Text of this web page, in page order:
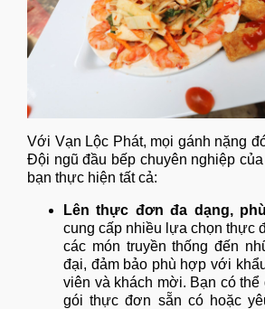
Với Vạn Lộc Phát, mọi gánh nặng
Đội ngũ đầu bếp chuyên nghiệp
bạn thực hiện tất cả:
Lên thực đơn đa dạng,
cung cấp nhiều lựa chọn thực
các món truyền thống đến
đại, đảm bảo phù hợp với
viên và khách mời. Bạn có
gói thực đơn sẵn có hoặc